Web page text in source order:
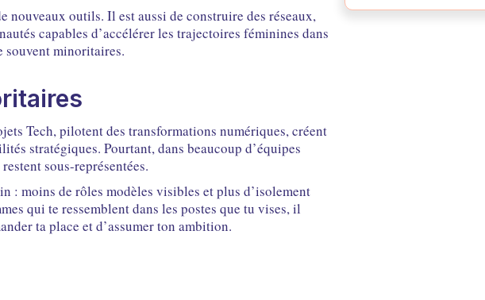
nouveaux outils. Il est aussi de construire des réseaux,
capables d’accélérer les trajectoires féminines dans
souvent minoritaires.
Tech, pilotent des transformations numériques, créent
stratégiques. Pourtant, dans beaucoup d’équipes
sous-représentées.
: moins de rôles modèles visibles et plus d’isolement
qui te ressemblent dans les postes que tu vises, il
ta place et d’assumer ton ambition.